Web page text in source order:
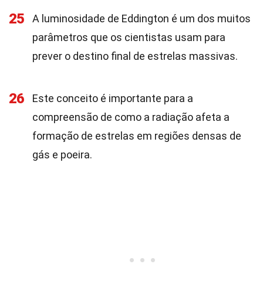
25
A luminosidade de Eddington é um dos muitos
parâmetros que os cientistas usam para
prever o destino final de estrelas massivas.
26
Este conceito é importante para a
compreensão de como a radiação afeta a
formação de estrelas em regiões densas de
gás e poeira.